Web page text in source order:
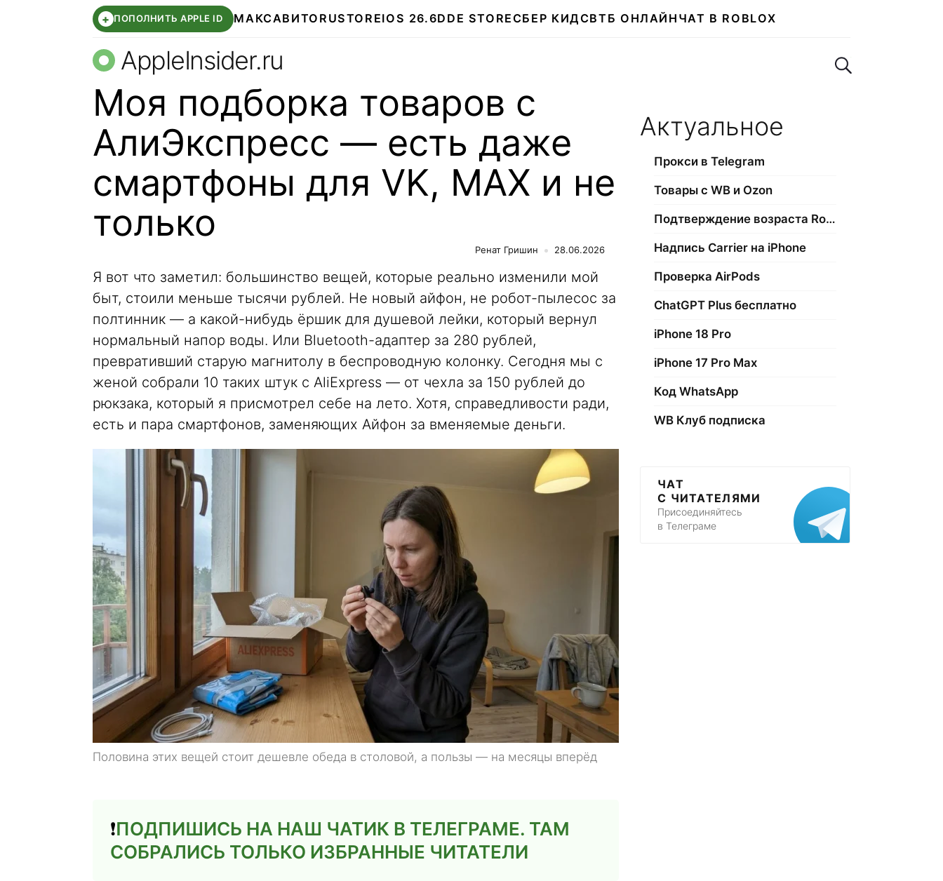
+ ПОПОЛНИТЬ APPLE ID МАКСАВИТО RUSTOREIOS 26.6DDE STORE СБЕР КИДСВТБ ОНЛАЙН ЧАТ В ROBLOX
AppleInsider.ru Поиск по сайту
Моя подборка товаров с
АлиЭкспресс — есть даже
смартфоны для VK, MAX и не
только
Ренат Гришин 28.06.2026
Я вот что заметил: большинство вещей, которые реально изменили мой
быт, стоили меньше тысячи рублей. Не новый айфон, не робот-пылесос за
полтинник — а какой-нибудь ёршик для душевой лейки, который вернул
нормальный напор воды. Или Bluetooth-адаптер за 280 рублей,
превративший старую магнитолу в беспроводную колонку. Сегодня мы с
женой собрали 10 таких штук с AliExpress — от чехла за 150 рублей до
рюкзака, который я присмотрел себе на лето. Хотя, справедливости ради,
есть и пара смартфонов, заменяющих Айфон за вменяемые деньги.
Половина этих вещей стоит дешевле обеда в столовой, а пользы — на месяцы вперёд
❗️ПОДПИШИСЬ НА НАШ ЧАТИК В ТЕЛЕГРАМЕ. ТАМ
СОБРАЛИСЬ ТОЛЬКО ИЗБРАННЫЕ ЧИТАТЕЛИ
Актуальное
Прокси в Telegram
Товары с WB и Ozon
Подтверждение возраста Roblox
Надпись Carrier на iPhone
Проверка AirPods
ChatGPT Plus бесплатно
iPhone 18 Pro
iPhone 17 Pro Max
Код WhatsApp
WB Клуб подписка
ЧАТ
С ЧИТАТЕЛЯМИ
Присоединяйтесь
в Телеграме